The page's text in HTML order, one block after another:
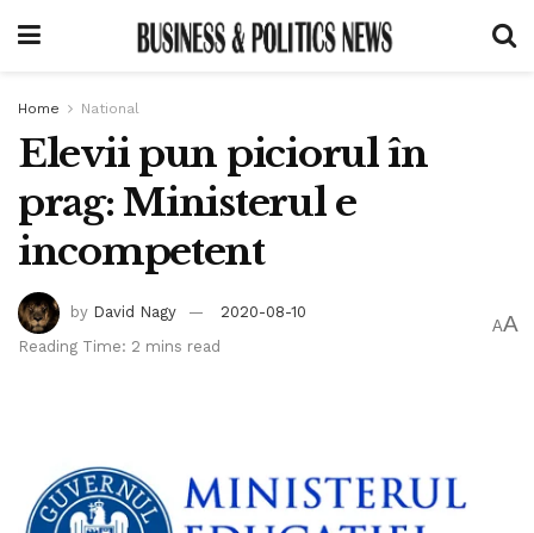
Home National
Elevii pun piciorul în
prag: Ministerul e
incompetent
by David Nagy
2020-08-10
Reading Time: 2 mins read
AA